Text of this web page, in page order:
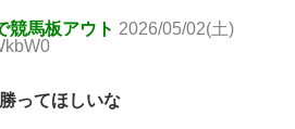
競馬板アウト 2026/05/02(土)
ってほしいな